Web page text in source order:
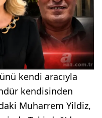
kendi aracıyla
kendisinden
Muharrem Yildiz,